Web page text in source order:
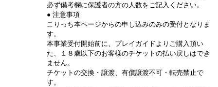
必ず備考欄に保護者の方の人数をご記入ください。
​● 注意事項
こりっち 本ページからの申し込みのみの受付となりま
す。
本事業受付開始前に、プレイガイドよりご購入頂い
た、１８歳以下のお客様のチケットの払い戻しはでき
ません。
チケットの交換・譲渡、有償譲渡不可・転売禁止で
す。